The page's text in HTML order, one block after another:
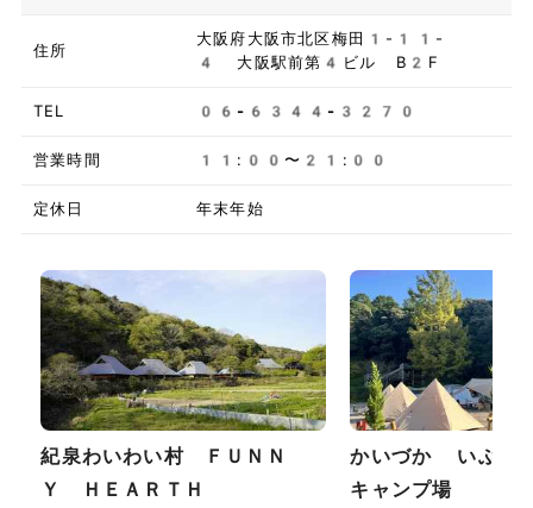
住所
大阪府大阪市北区梅田1-11-
4 大阪駅前第4ビル B2F
TEL 06-6344-3270
営業時間 11:00〜21:00
定休日 年末年始
紀泉わいわい村 ＦＵＮＮ
Ｙ ＨＥＡＲＴＨ
かいづか いぶき
キャンプ場